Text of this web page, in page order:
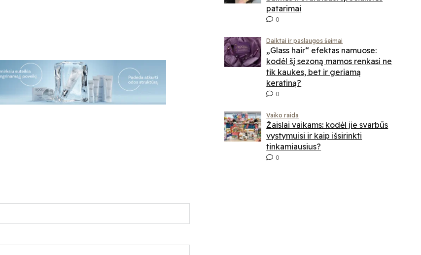
patarimai
0
Daiktai ir paslaugos šeimai
„Glass hair“ efektas namuose:
kodėl šį sezoną mamos renkasi ne
tik kaukes, bet ir geriamą
keratiną?
0
Vaiko raida
Žaislai vaikams: kodėl jie svarbūs
vystymuisi ir kaip išsirinkti
tinkamiausius?
0